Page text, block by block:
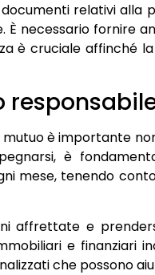
relativi
necessario fornire
è cruciale affinché
è importante
è
mese, tenendo
affrettate e
e finanziari
che possono